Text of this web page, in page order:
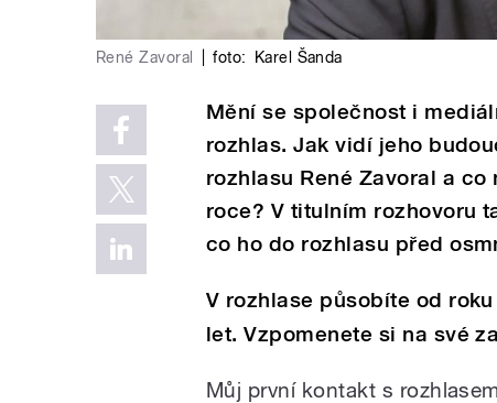
René Zavoral foto: Karel Šanda
Mění se společnost i
rozhlas. Jak vidí jeho
rozhlasu René Zavoral a
roce? V titulním rozhovoru
co ho do rozhlasu před
V rozhlase působíte od
let. Vzpomenete si na své
Můj první kontakt s